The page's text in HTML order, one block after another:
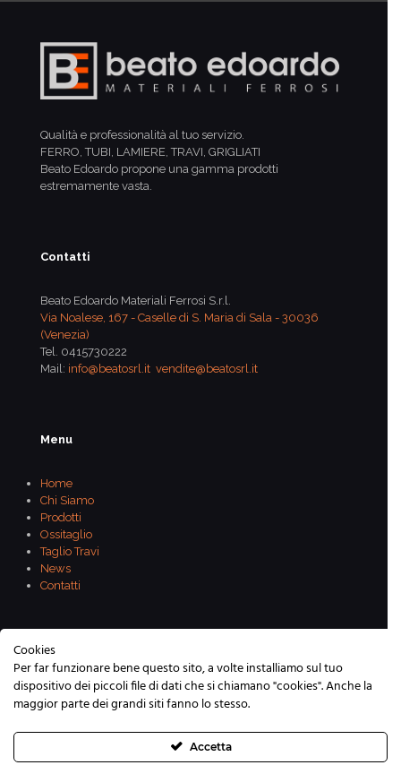
Qualità e professionalità al tuo servizio.
FERRO, TUBI, LAMIERE, TRAVI, GRIGLIATI
Beato Edoardo propone una gamma prodotti
estremamente vasta.
Contatti
Beato Edoardo Materiali Ferrosi S.r.l.
Via Noalese, 167 - Caselle di S. Maria di Sala - 30036
(Venezia)
Tel. 0415730222
Mail: info@beatosrl.it vendite@beatosrl.it
Menu
Home
Chi Siamo
Prodotti
Ossitaglio
Taglio Travi
News
Contatti
Copyright © 2022 Beato Edoardo Materiali Ferrosi S.r.l. -
(Venezia) - Tel. 0415730222 - Fax. 041 5730966 - Mail:
info@beatosrl.it - P.IVA e C.F. 00130550270 -Privacy
Cookies
Per far funzionare bene questo sito, a volte installiamo sul tuo
dispositivo dei piccoli file di dati che si chiamano "cookies". Anche la
maggior parte dei grandi siti fanno lo stesso.
Accetta